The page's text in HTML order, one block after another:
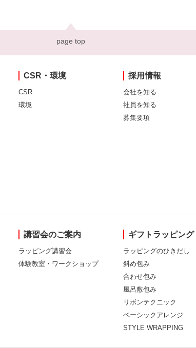
page top
CSR・環境
CSR
環境
採用情報
会社を知る
社員を知る
募集要項
講習会のご案内
ラッピング講習会
体験教室・ワークショップ
ギフトラッピング
ラッピングのひきだし
斜め包み
合わせ包み
風呂敷包み
リボンテクニック
ベーシックアレンジ
STYLE WRAPPING